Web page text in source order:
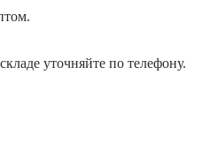
уточняйте по телефону.